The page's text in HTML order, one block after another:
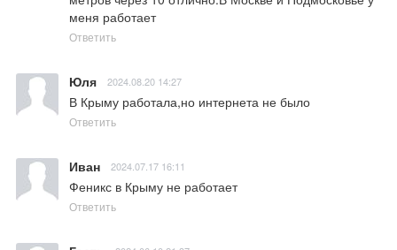
меня работает
Ответить
Юля 2024.08.20 14:27
В Крыму работала,но интернета не было
Ответить
Иван 2024.07.17 16:11
Феникс в Крыму не работает
Ответить